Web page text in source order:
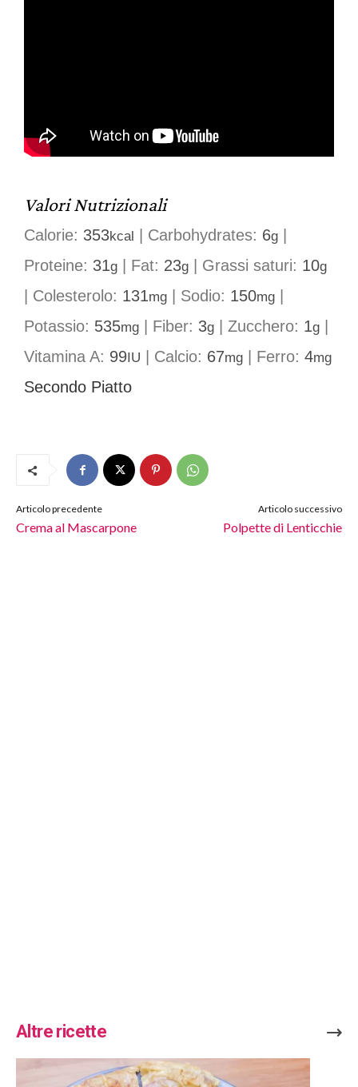
Valori Nutrizionali
Calorie: 353kcal Carbohydrates: 6g
Proteine: 31g Fat: 23g Grassi saturi: 10g
Colesterolo: 131mg Sodio: 150mg
Potassio: 535mg Fiber: 3g Zucchero: 1g
Vitamina A: 99IU Calcio: 67mg Ferro: 4mg
Secondo Piatto
Articolo precedente
Crema al Mascarpone
Articolo successivo
Polpette di Lenticchie
Altre ricette